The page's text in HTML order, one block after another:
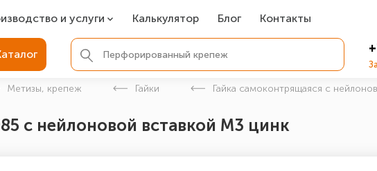
и услуги
БСР
для фундамента
детали
Калькулятор Блог Контакты
Метизы, крепеж Гайки Гайка самоконтрящаяся с
с нейлоновой вставкой М3 цинк